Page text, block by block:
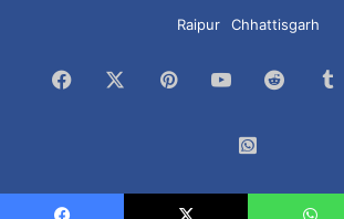
Raipur
Chhattisgarh
Facebook PinterestYouTubeReddit
Group